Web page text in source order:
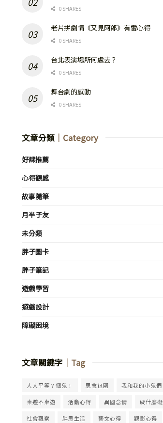
0 SHARES
老片拼劇情《又見阿郎》有雷心得
0 SHARES
台北表演場所何處去？
0 SHARES
舞台劇的感動
0 SHARES
文章分類 ｜Category
好課推薦
心得觀感
故事隨筆
月半子友
未分類
胖子圖卡
胖子筆記
遊戲學習
遊戲設計
障礙困境
文章關鍵字 ｜Tag
人人平等？個鬼！ 思念包圍 我和我的小鬼們
桌遊不桌遊 活動心得 異國念情 礙什麼礙
社會觀察 胖思生活 藝文心得 觀影心得